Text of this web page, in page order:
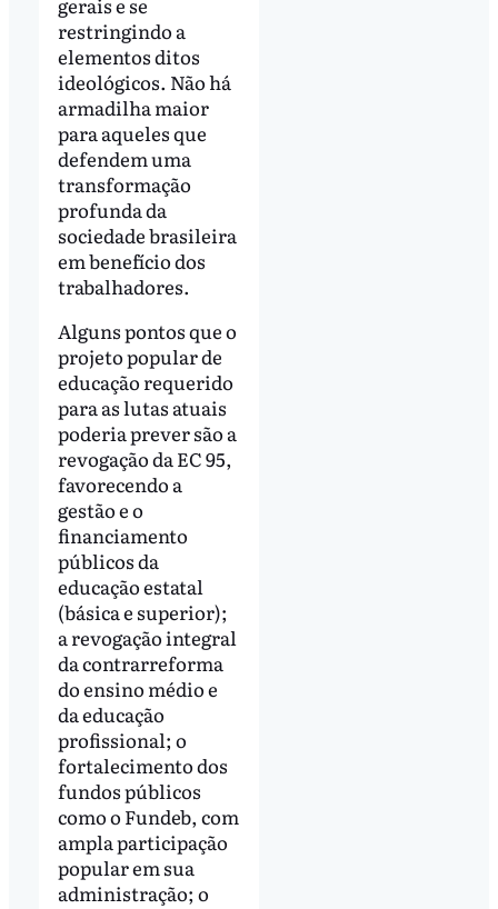
restringindo a
elementos ditos
ideológicos. Não há
armadilha maior
para aqueles que
defendem uma
transformação
profunda da
sociedade brasileira
em benefício dos
trabalhadores.
Alguns pontos que o
projeto popular de
educação requerido
para as lutas atuais
poderia prever são a
revogação da EC 95,
favorecendo a
gestão e o
financiamento
públicos da
educação estatal
(básica e superior);
a revogação integral
da contrarreforma
do ensino médio e
da educação
profissional; o
fortalecimento dos
fundos públicos
como o Fundeb, com
ampla participação
popular em sua
administração; o